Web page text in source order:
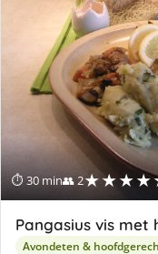
⏱ 30 min👥 2
Pangasius vis met
Avondeten &